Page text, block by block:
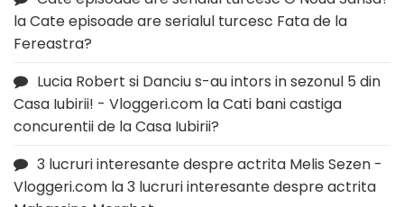
laCate episoade are serialul turcesc Fata de la
Fereastra?
Lucia Robert si Danciu s-au intors in sezonul 5 din
Casa Iubirii! - Vloggeri.com laCati bani castiga
concurentii de la Casa Iubirii?
3 lucruri interesante despre actrita Melis Sezen -
Vloggeri.com la3 lucruri interesante despre actrita